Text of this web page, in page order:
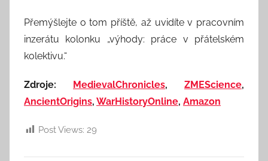
Přemýšlejte o tom příště, až uvidíte v pracovním
inzerátu kolonku „výhody: práce v přátelském
kolektivu.“
Zdroje: MedievalChronicles, ZMEScience,
AncientOrigins, WarHistoryOnline, Amazon
Post Views: 29